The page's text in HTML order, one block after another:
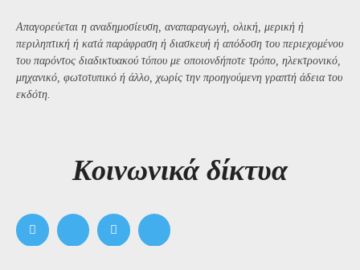
Απαγορεύεται η αναδημοσίευση, αναπαραγωγή, ολική, μερική ή
περιληπτική ή κατά παράφραση ή διασκευή ή απόδοση του περιεχομένου
του παρόντος διαδικτυακού τόπου με οποιονδήποτε τρόπο, ηλεκτρονικό,
μηχανικό, φωτοτυπικό ή άλλο, χωρίς την προηγούμενη γραπτή άδεια του
εκδότη.
Kοινωνικά δίκτυα